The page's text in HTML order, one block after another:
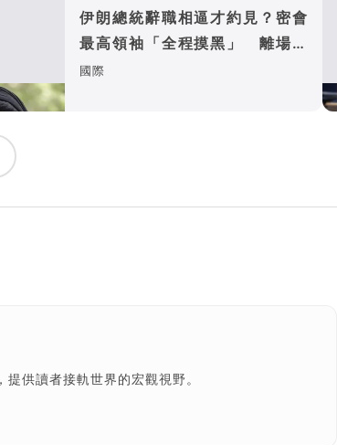
伊朗總統辭職相逼才約見？密會
最高領袖「全程摸黑」 離場問
幕僚：真是本人？
國際
供讀者接軌世界的宏觀視野。